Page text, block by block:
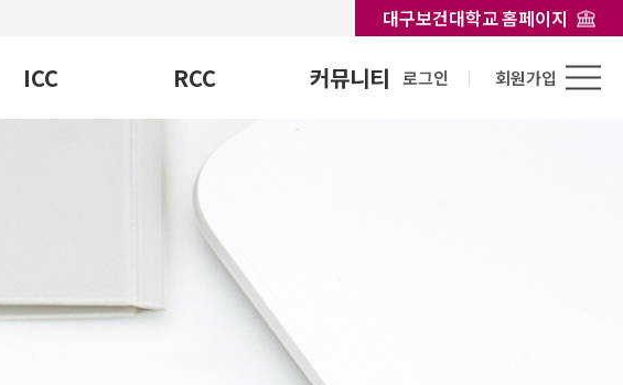
대구보건대학교 홈페이지
ICC RCC 커뮤니티 로그인 회원가입